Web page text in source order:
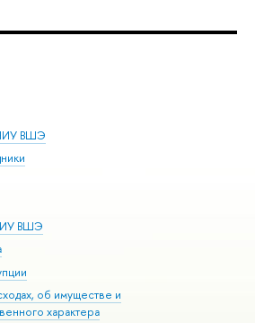
ВШЭ
ВШЭ
об имуществе и
характера